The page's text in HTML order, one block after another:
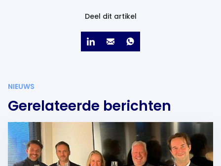
Deel dit artikel
NIEUWS
Gerelateerde berichten